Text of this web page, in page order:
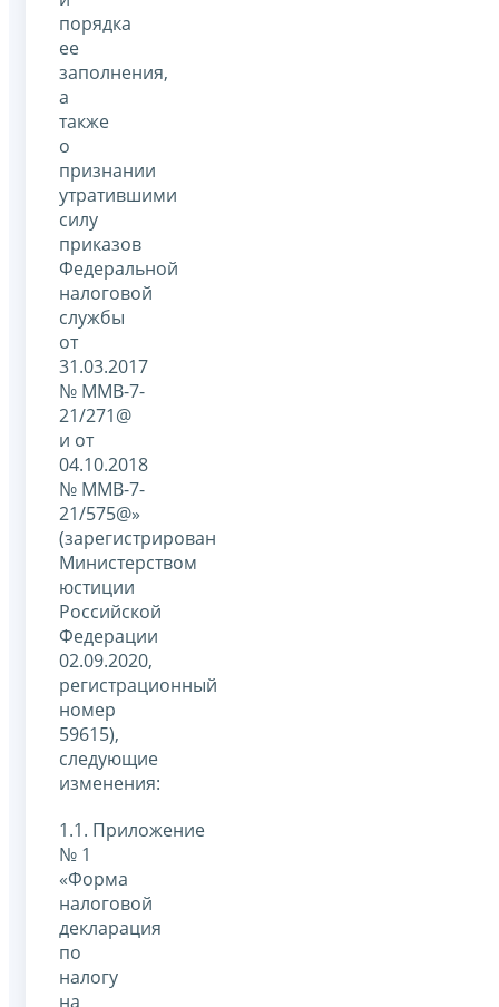
порядка
ее
заполнения,
а
также
о
признании
утратившими
силу
приказов
Федеральной
налоговой
службы
от
31.03.2017
№ ММВ-7-
21/271@
и от
04.10.2018
№ ММВ-7-
21/575@»
(зарегистрирован
Министерством
юстиции
Российской
Федерации
02.09.2020,
регистрационный
номер
59615),
следующие
изменения:
1.1. Приложение
№ 1
«Форма
налоговой
декларация
по
налогу
на